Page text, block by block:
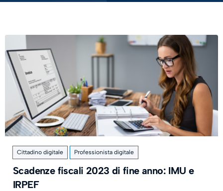
Cittadino digitale Professionista digitale
Scadenze fiscali 2023 di fine anno: IMU e
IRPEF